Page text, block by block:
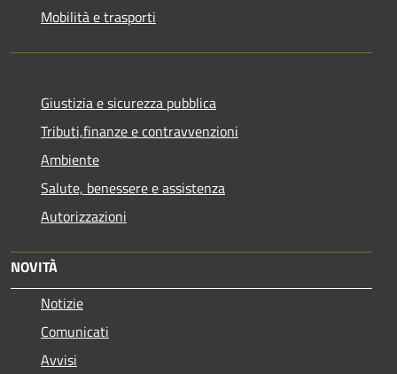
Mobilità e trasporti
Giustizia e sicurezza pubblica
Tributi,finanze e contravvenzioni
Ambiente
Salute, benessere e assistenza
Autorizzazioni
NOVITÀ
Notizie
Comunicati
Avvisi